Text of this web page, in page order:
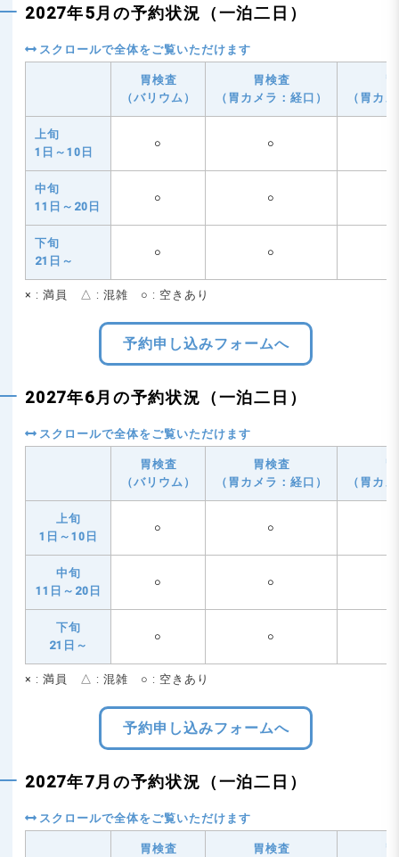
2027年5月の予約状況（一泊二日）
胃検査
（バリウム）
胃検査
（胃カメラ：経口）
（胃カ
上旬
1日～10日
○ ○
中旬
11日～20日
○ ○
下旬
21日～
○ ○
× : 満員 △ : 混雑 ○ : 空きあり
予約申し込みフォームへ
2027年6月の予約状況（一泊二日）
胃検査
（バリウム）
胃検査
（胃カメラ：経口）
（胃カ
上旬
1日～10日
○ ○
中旬
11日～20日
○ ○
下旬
21日～
○ ○
× : 満員 △ : 混雑 ○ : 空きあり
予約申し込みフォームへ
2027年7月の予約状況（一泊二日）
胃検査
胃検査